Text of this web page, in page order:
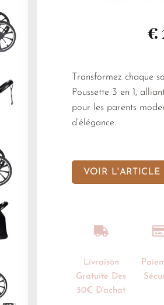
€
Transformez chaque
Poussette 3 en 1,
pour les parents
d’élégance.
VOIR L'ARTICLE
Livraison
Gratuite Dès
30€ D'achat